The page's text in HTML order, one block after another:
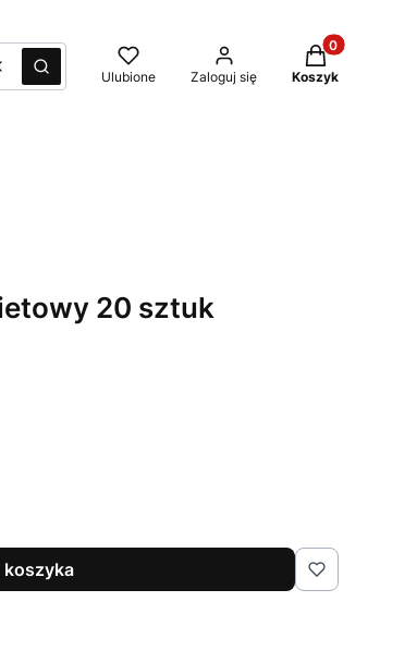
Szukaj Ulubione Zaloguj się
Produkty w
Koszyk
20 sztuk
koszyka